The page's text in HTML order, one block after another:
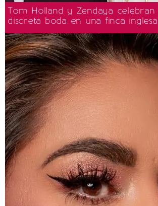
Tom Holland y Zendaya
discreta boda en una finca inglesa